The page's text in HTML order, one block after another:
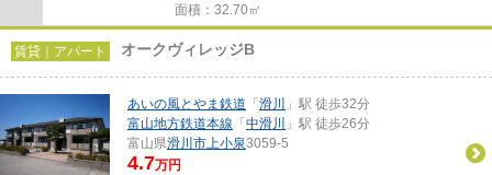
面積：32.70㎡
賃貸｜アパート オークヴィレッジB
あいの風とやま鉄道 「 滑川
」駅 徒歩32分
富山地方鉄道本線 「 中滑川
」駅 徒歩26分
富山県滑川市上小泉3059-5
4.7万円